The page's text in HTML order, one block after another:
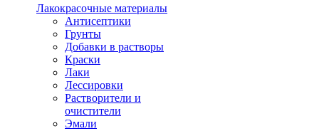
Лакокрасочные материалы
Антисептики
Грунты
Добавки в растворы
Краски
Лаки
Лессировки
Растворители и
очистители
Эмали